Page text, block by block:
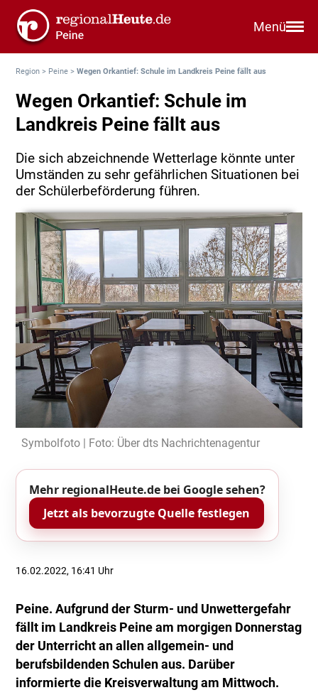
Menü
Region > Peine >Wegen Orkantief: Schule im Landkreis Peine fällt aus
Wegen Orkantief: Schule im
Landkreis Peine fällt aus
Die sich abzeichnende Wetterlage könnte unter
Umständen zu sehr gefährlichen Situationen bei
der Schülerbeförderung führen.
Symbolfoto | Foto: Über dts Nachrichtenagentur
Mehr regionalHeute.de bei Google sehen?
Jetzt als bevorzugte Quelle festlegen
16.02.2022, 16:41 Uhr
Peine. Aufgrund der Sturm- und Unwettergefahr
fällt im Landkreis Peine am morgigen Donnerstag
der Unterricht an allen allgemein- und
berufsbildenden Schulen aus. Darüber
informierte die Kreisverwaltung am Mittwoch.